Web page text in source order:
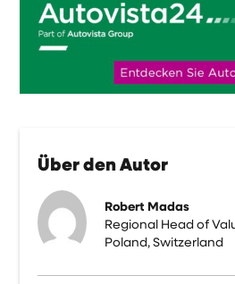
Über den Autor
Robert Madas
Regional Head of
Poland, Switzerland